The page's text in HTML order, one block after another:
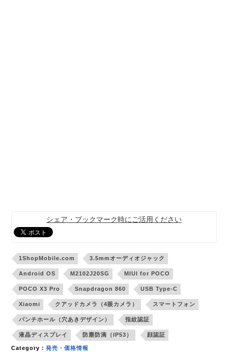
シェア・ブックマーク時にご活用ください
1ShopMobile.com 3.5mmオーディオジャック
Android OS M2102J20SG MIUI for POCO
POCO X3 Pro Snapdragon 860 USB Type-C
Xiaomi クアッドカメラ（4眼カメラ） スマートフォン
パンチホール（穴あきデザイン） 指紋認証
液晶ディスプレイ 防塵防滴（IP53） 顔認証
Category：発売・価格情報